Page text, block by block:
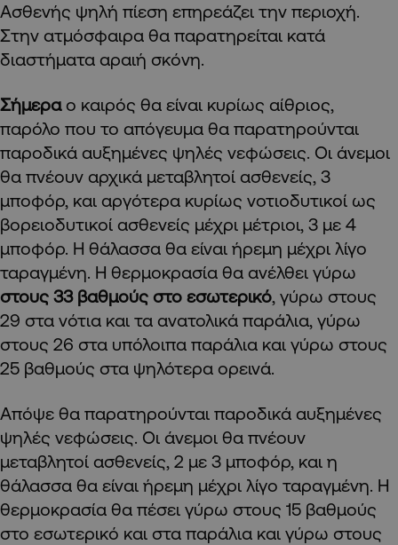
Ασθενής ψηλή πίεση επηρεάζει την περιοχή.
Στην ατμόσφαιρα θα παρατηρείται κατά
διαστήματα αραιή σκόνη.
Σήμερα ο καιρός θα είναι κυρίως αίθριος,
παρόλο που το απόγευμα θα παρατηρούνται
παροδικά αυξημένες ψηλές νεφώσεις. Οι άνεμοι
θα πνέουν αρχικά μεταβλητοί ασθενείς, 3
μποφόρ, και αργότερα κυρίως νοτιοδυτικοί ως
βορειοδυτικοί ασθενείς μέχρι μέτριοι, 3 με 4
μποφόρ. Η θάλασσα θα είναι ήρεμη μέχρι λίγο
ταραγμένη. Η θερμοκρασία θα ανέλθει γύρω
στους 33 βαθμούς στο εσωτερικό, γύρω στους
29 στα νότια και τα ανατολικά παράλια, γύρω
στους 26 στα υπόλοιπα παράλια και γύρω στους
25 βαθμούς στα ψηλότερα ορεινά.
Απόψε θα παρατηρούνται παροδικά αυξημένες
ψηλές νεφώσεις. Οι άνεμοι θα πνέουν
μεταβλητοί ασθενείς, 2 με 3 μποφόρ, και η
θάλασσα θα είναι ήρεμη μέχρι λίγο ταραγμένη. Η
θερμοκρασία θα πέσει γύρω στους 15 βαθμούς
στο εσωτερικό και στα παράλια και γύρω στους